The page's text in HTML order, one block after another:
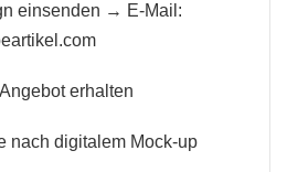
einsenden → E-Mail:
erhalten
nach digitalem Mock-up